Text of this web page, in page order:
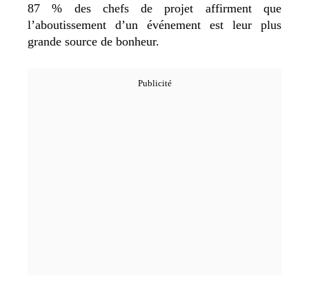
87 % des chefs de projet affirment que
l’aboutissement d’un événement est leur plus
grande source de bonheur.